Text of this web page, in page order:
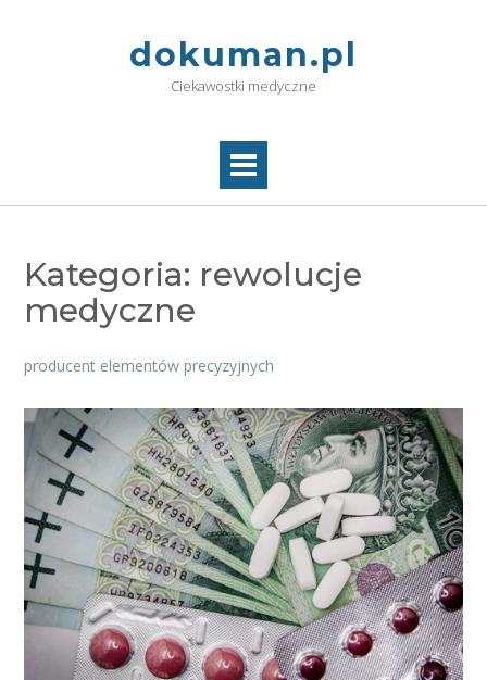
dokuman.pl
Ciekawostki medyczne
Kategoria: rewolucje
medyczne
producent elementów precyzyjnych